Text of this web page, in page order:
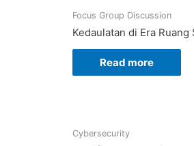
Focus Group Discussion
Kedaulatan di Era Ruang
Read more
Cybersecurity